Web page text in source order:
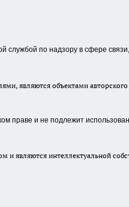
службой по надзору в сфере
являются объектами
праве и не подлежит
являются интеллектуальной